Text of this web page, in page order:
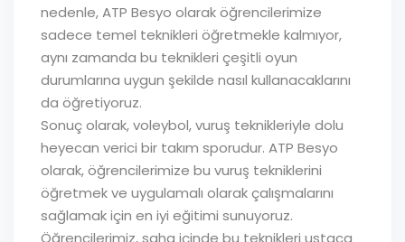
nedenle, ATP Besyo olarak öğrencilerimize
sadece temel teknikleri öğretmekle kalmıyor,
aynı zamanda bu teknikleri çeşitli oyun
durumlarına uygun şekilde nasıl kullanacaklarını
da öğretiyoruz.
Sonuç olarak, voleybol, vuruş teknikleriyle dolu
heyecan verici bir takım sporudur. ATP Besyo
olarak, öğrencilerimize bu vuruş tekniklerini
öğretmek ve uygulamalı olarak çalışmalarını
sağlamak için en iyi eğitimi sunuyoruz.
Öğrencilerimiz, saha içinde bu teknikleri ustaca